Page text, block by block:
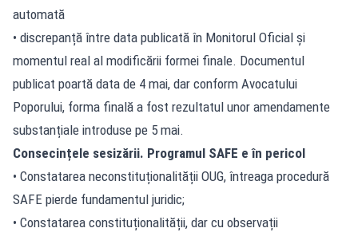
automată
• discrepanță între data publicată în Monitorul Oficial și
momentul real al modificării formei finale. Documentul
publicat poartă data de 4 mai, dar conform Avocatului
Poporului, forma finală a fost rezultatul unor amendamente
substanțiale introduse pe 5 mai.
Consecințele sesizării. Programul SAFE e în pericol
• Constatarea neconstituționalității OUG, întreaga procedură
SAFE pierde fundamentul juridic;
• Constatarea constituționalității, dar cu observații